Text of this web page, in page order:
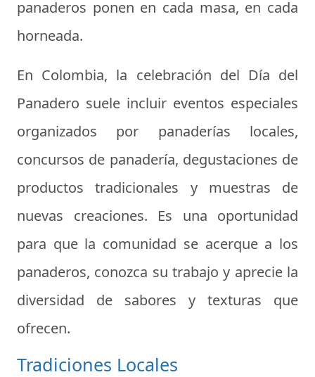
panaderos ponen en cada masa, en cada
horneada.
En Colombia, la celebración del Día del
Panadero suele incluir eventos especiales
organizados por panaderías locales,
concursos de panadería, degustaciones de
productos tradicionales y muestras de
nuevas creaciones. Es una oportunidad
para que la comunidad se acerque a los
panaderos, conozca su trabajo y aprecie la
diversidad de sabores y texturas que
ofrecen.
Tradiciones Locales